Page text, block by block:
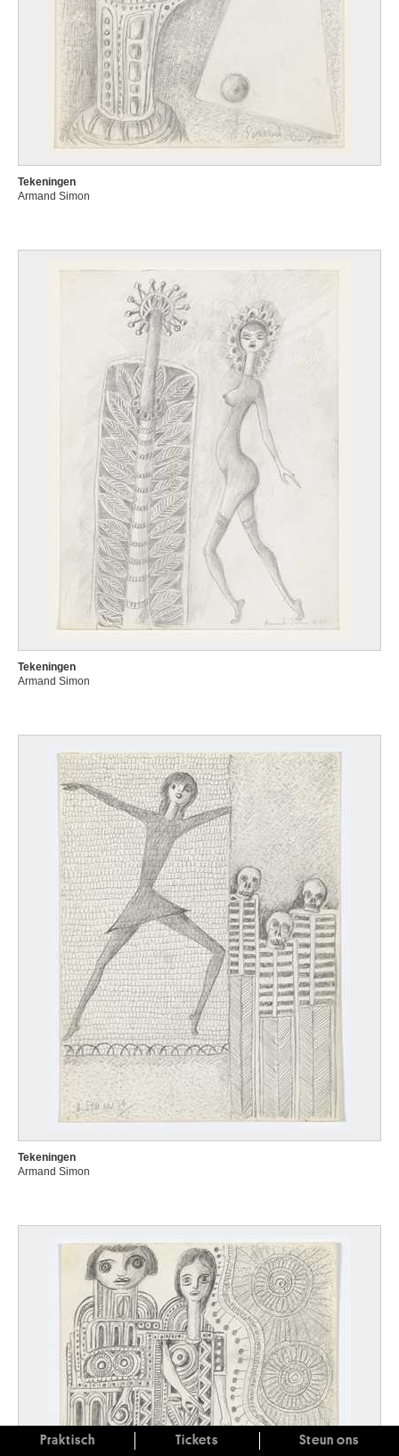
Tekeningen
Armand Simon
Tekeningen
Armand Simon
Tekeningen
Armand Simon
Praktisch Tickets Steun ons